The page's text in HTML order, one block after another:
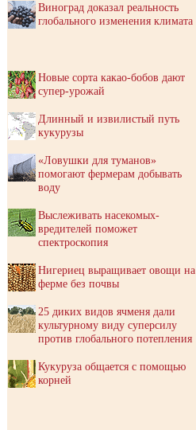
Виноград доказал реальность
глобального изменения климата
Новые сорта какао-бобов дают
супер-урожай
Длинный и извилистый путь
кукурузы
«Ловушки для туманов»
помогают фермерам добывать
воду
Выслеживать насекомых-
вредителей поможет
спектроскопия
Нигериец выращивает овощи на
ферме без почвы
25 диких видов ячменя дали
культурному виду суперсилу
против глобального потепления
Кукуруза общается с помощью
корней